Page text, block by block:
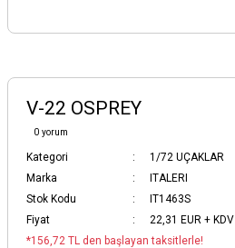
V-22 OSPREY
0 yorum
Kategori
1/72 UÇAKLAR
Marka
ITALERI
Stok Kodu
IT1463S
Fiyat
22,31 EUR + KDV
*156,72 TL den başlayan taksitlerle!